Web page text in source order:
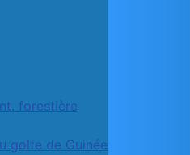
forestière
golfe de Guinée